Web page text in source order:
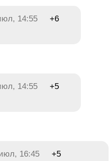
14:55
+6
14:55
+5
16:45
+5